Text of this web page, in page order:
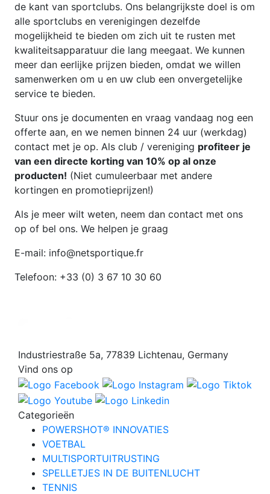
de kant van sportclubs. Ons belangrijkste doel is om
alle sportclubs en verenigingen dezelfde
mogelijkheid te bieden om zich uit te rusten met
kwaliteitsapparatuur die lang meegaat. We kunnen
meer dan eerlijke prijzen bieden, omdat we willen
samenwerken om u en uw club een onvergetelijke
service te bieden.
Stuur ons je documenten en vraag vandaag nog een
offerte aan, en we nemen binnen 24 uur (werkdag)
contact met je op. Als club / vereniging profiteer je
van een directe korting van 10% op al onze
producten! (Niet cumuleerbaar met andere
kortingen en promotieprijzen!)
Als je meer wilt weten, neem dan contact met ons
op of bel ons. We helpen je graag
E-mail: info@netsportique.fr
Telefoon: +33 (0) 3 67 10 30 60
Industriestraße 5a, 77839 Lichtenau, Germany
Vind ons op
Categorieën
POWERSHOT® INNOVATIES
VOETBAL
MULTISPORTUITRUSTING
SPELLETJES IN DE BUITENLUCHT
TENNIS